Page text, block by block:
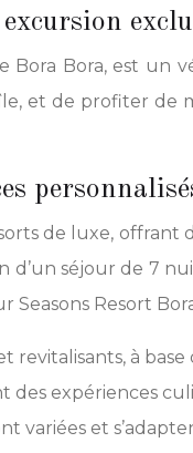
Bora, est un
et de profiter
de luxe, offrant
d’un séjour de 7
Seasons Resort
revitalisants, à
expériences
variées et